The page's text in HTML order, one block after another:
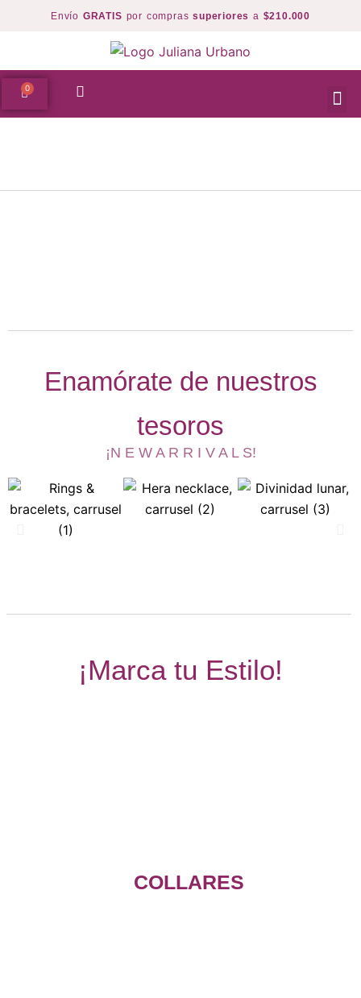
Envío GRATIS por comprassuperiores a $210.000
Enamórate de nuestros
tesoros
¡N E W A R R I V A L S!
¡Marca tu Estilo!
COLLARES